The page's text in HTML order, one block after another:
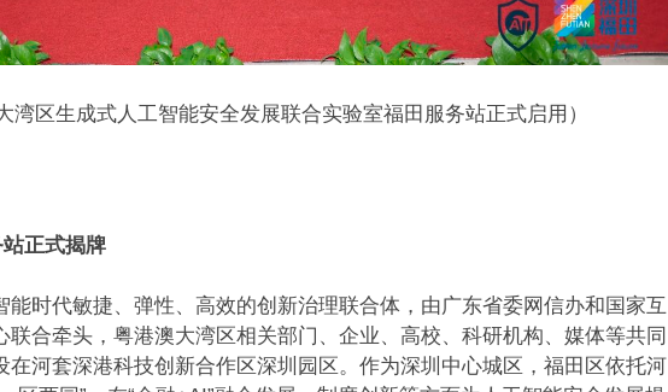
湾区生成式人工智能安全发展联合实验室福田服务站正式启用）
正式揭牌
能时代敏捷、弹性、高效的创新治理联合体，由广东省委网信办和国家互
联合牵头，粤港澳大湾区相关部门、企业、高校、科研机构、媒体等共同
在河套深港科技创新合作区深圳园区。作为深圳中心城区，福田区依托河